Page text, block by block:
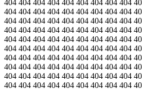
404 404 404 404 404 404 404 404 404
404 404 404 404 404 404 404 404 404
404 404 404 404 404 404 404 404 404
404 404 404 404 404 404 404 404 404
404 404 404 404 404 404 404 404 404
404 404 404 404 404 404 404 404 404
404 404 404 404 404 404 404 404 404
404 404 404 404 404 404 404 404 404
404 404 404 404 404 404 404 404 404
404 404 404 404 404 404 404 404 404